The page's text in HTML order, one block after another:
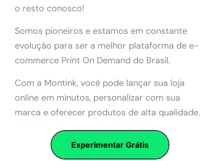
o resto conosco!
Somos pioneiros e estamos em constante
evolução para ser a melhor plataforma de e-
commerce Print On Demand do Brasil.
Com a Montink, você pode lançar sua loja
online em minutos, personalizar com sua
marca e oferecer produtos de alta qualidade.
Experimentar Grátis